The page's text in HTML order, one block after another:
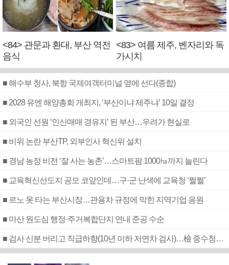
<84> 관문과 환대, 부산 역전
음식
<83> 여름 제주, 벤자리와 독
가시치
■ 해수부 청사, 북항 국제여객터미널 옆에 선다(종합)
■ 2028 유엔 해양총회 개최지, ‘부산이냐 제주냐’ 10일 결정
■ 외국인 선원 ‘인신매매 경유지’ 된 부산…우려가 현실로
■ 비위 논란 부산TP, 외부인사 혁신위 설치
■ 경남 농정 비전 ‘잘 사는 농촌’…스마트팜 1000㏊까지 늘린다
■ 교육혁신선도지 공모 코앞인데…구·군 난색에 교육청 ‘쩔쩔’
■ 르노 못 타는 부산시장…관용차 규정에 막힌 지역기업 응원
■ 마산 원도심 행정·주거복합단지 연내 준공 수순
■ 검사 신분 버리고 직급하향(10년 이하 저연차 검사)…檢 중수청행 기피